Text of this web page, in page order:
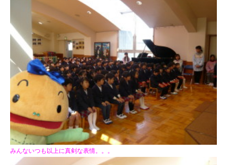
みんないつも以上に真剣な表情。。。